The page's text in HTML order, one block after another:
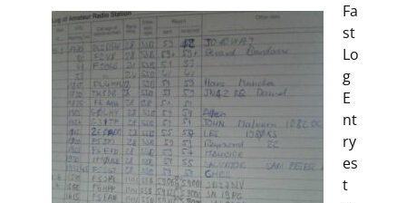
Fa
st
Lo
g
E
nt
ry
es
t